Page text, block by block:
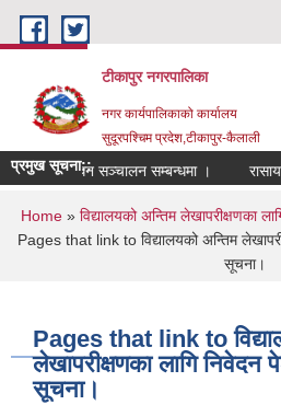
Skip to main content
टीकापुर नगरपालिका
नगर कार्यपालिकाको कार्यालय
सुदूरपश्चिम प्रदेश,टीकापुर-कैलाली
प्रमुख सूचना::सवारी साधन सञ्चालन सम्बन्धमा ।
You are here
Home» विद्यालयको अन्तिम लेखापरीक्षणका
Pages that link to विद्यालयको अन्तिम
सूचना।
Pages that link to
लेखापरीक्षणका लागि निवेदन
सूचना।